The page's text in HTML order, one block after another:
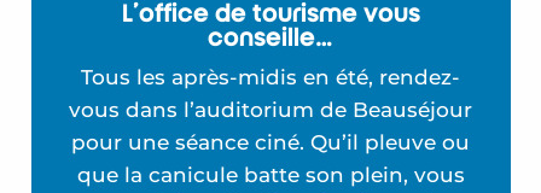
L’office de tourisme vous
conseille…
Tous les après-midis en été, rendez-
vous dans l’auditorium de Beauséjour
pour une séance ciné. Qu’il pleuve ou
que la canicule batte son plein, vous